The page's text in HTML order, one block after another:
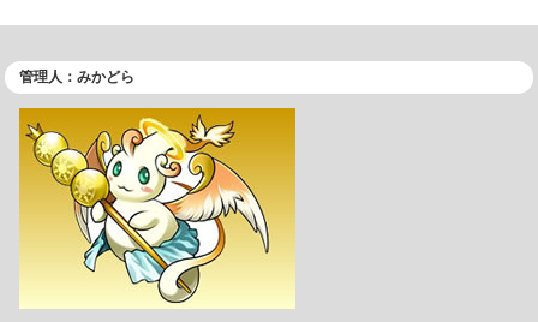
管理人：みかどら